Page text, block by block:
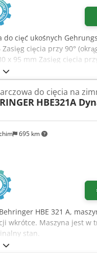
cięć ukośnych
cięcia przy 90°
95 mm Zasięg cięcia
125 x 95 mm
materiał): 90 x 95
materiał): 180 x 100 mm
cięć ukośnych: od 60° w
Moc silnika: 1,8 i 2,6
umożliwiające do 80
długość cięcia i
- Pneumatyczne
serwo i śrubą kulową
i 2 prędkości
wysokość): 2000 x 1100 x
695 km
do cięcia na
HBE321A
HBE 321 A,
wkrótce. Maszyna jest w
stan.